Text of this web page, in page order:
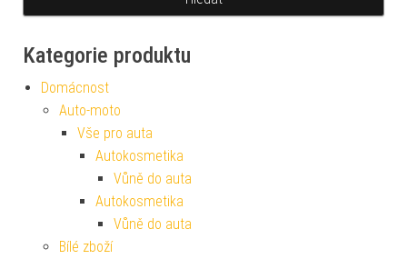
Kategorie produktu
Domácnost
Auto-moto
Vše pro auta
Autokosmetika
Vůně do auta
Autokosmetika
Vůně do auta
Bílé zboží